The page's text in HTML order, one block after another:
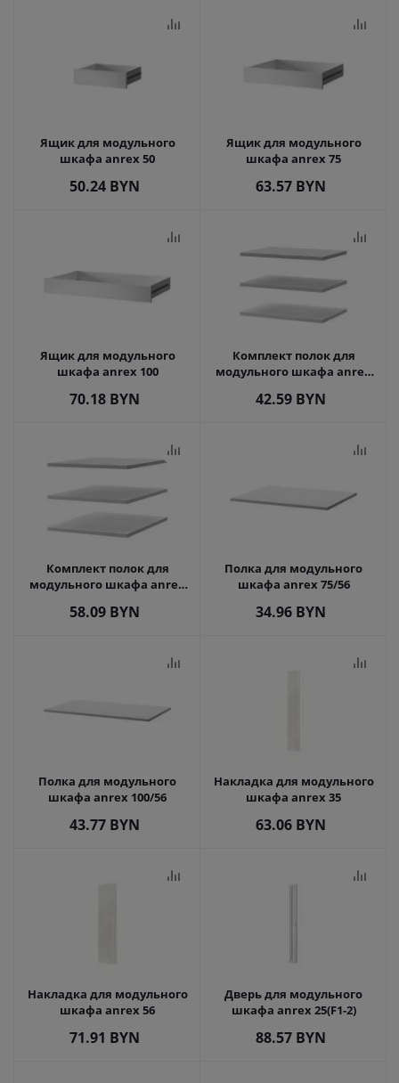
Ящик для модульного
шкафа anrex 50
50.24BYN
Ящик для модульного
шкафа anrex 75
63.57BYN
Ящик для модульного
шкафа anrex 100
70.18BYN
Комплект полок для
модульного шкафа anrex
42.59BYN
Комплект полок для
модульного шкафа anrex
58.09BYN
Полка для модульного
шкафа anrex 75/56
34.96BYN
Полка для модульного
шкафа anrex 100/56
43.77BYN
Накладка для модульного
шкафа anrex 35
63.06BYN
Накладка для модульного
шкафа anrex 56
71.91 BYN
Дверь для модульного
шкафа anrex 25(F1-2)
88.57BYN